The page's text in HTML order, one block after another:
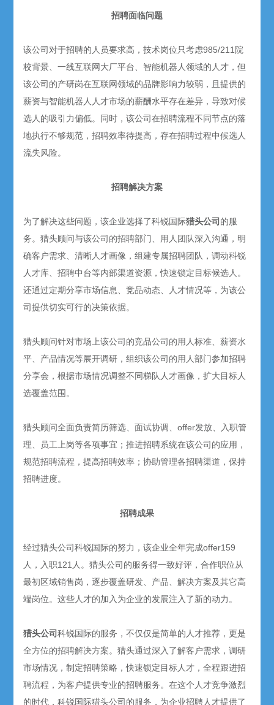
招聘面临问题
该公司对于招聘的人员要求高，技术岗位只考虑985/211院
校背景、一线互联网大厂平台、智能机器人领域的人才，但
该公司的产研岗在互联网领域的品牌影响力较弱，且提供的
薪资与智能机器人人才市场的薪酬水平存在差异，导致对候
选人的吸引力偏低。同时，该公司在招聘流程不同节点的落
地执行不够规范，招聘效率待提高，存在招聘过程中候选人
流失风险。
招聘解决方案
为了解决这些问题，该企业选择了科锐国际猎头公司 的服
务。猎头顾问与该公司的招聘部门、用人团队深入沟通，明
确客户需求、清晰人才画像，组建专属招聘团队，调动科锐
人才库、招聘中台等内部渠道资源，快速锁定目标候选人。
还通过定期分享市场信息、竞品动态、人才情况等，为该公
司提供切实可行的决策依据。
猎头顾问针对市场上该公司的竞品公司的用人标准、薪资水
平、产品情况等展开调研，组织该公司的用人部门参加招聘
分享会，根据市场情况调整不同梯队人才画像，扩大目标人
选覆盖范围。
猎头顾问全面负责简历筛选、面试协调、offer发放、入职管
理、员工上岗等各项事宜；推进招聘系统在该公司的应用，
规范招聘流程，提高招聘效率；协助管理各招聘渠道，保持
招聘进度。
招聘成果
经过猎头公司科锐国际的努力，该企业全年完成offer159
人，入职121人。猎头公司的服务得一致好评，合作职位从
最初区域销售岗，逐步覆盖研发、产品、解决方案及其它高
端岗位。这些人才的加入为企业的发展注入了新的动力。
猎头公司科锐国际的服务，不仅仅是简单的人才推荐，更是
全方位的招聘解决方案。猎头通过深入了解客户需求，调研
市场情况，制定招聘策略，快速锁定目标人才，全程跟进招
聘流程，为客户提供专业的招聘服务。在这个人才竞争激烈
的时代，科锐国际猎头公司的服务，为企业招聘人才提供了